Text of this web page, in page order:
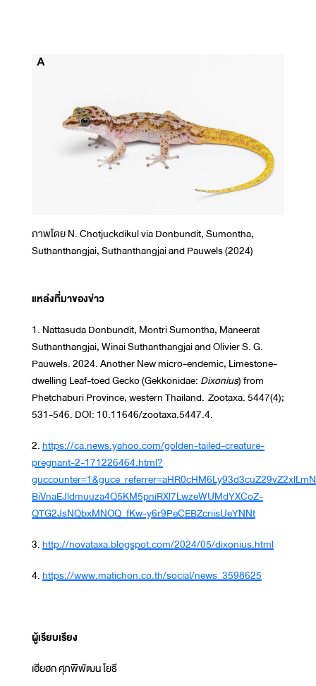
ภาพโดย N. Chotjuckdikul via Donbundit, Sumontha,
Suthanthangjai, Suthanthangjai and Pauwels (2024)
แหล่งที่มาของข่าว
1. Nattasuda Donbundit, Montri Sumontha, Maneerat
Suthanthangjai, Winai Suthanthangjai and Olivier S. G.
Pauwels. 2024. Another New micro-endemic, Limestone-
dwelling Leaf-toed Gecko (Gekkonidae: Dixonius) from
Phetchaburi Province, western Thailand. Zootaxa. 5447(4);
531-546. DOI: 10.11646/zootaxa.5447.4.
2.https://ca.news.yahoo.com/golden-tailed-creature-
pregnant-2-171226464.html?
BiVnaEJldmuuza4Q5KM5pniRXl7LwzeWUMdYXCoZ-
QTG2JsNQbxMNOQ_fKw-y6r9PeCEBZcriisUeYNNt
3.http://novataxa.blogspot.com/2024/05/dixonius.html
4.https://www.matichon.co.th/social/news_3598625
ผู้เรียบเรียง
เฮียฮก ศุภพิพัฒน โยธี